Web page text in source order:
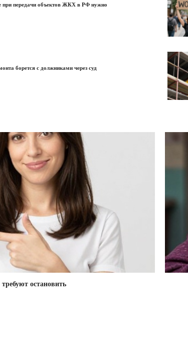
при передачи объектов ЖКХ в РФ нужно
борется с должниками через суд
остановить